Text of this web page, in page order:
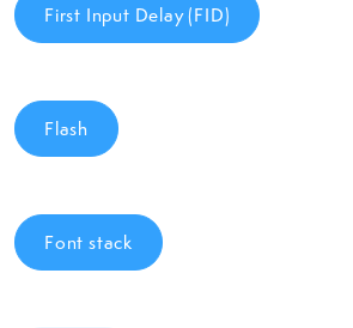
First Input Delay (FID)
Flash
Font stack